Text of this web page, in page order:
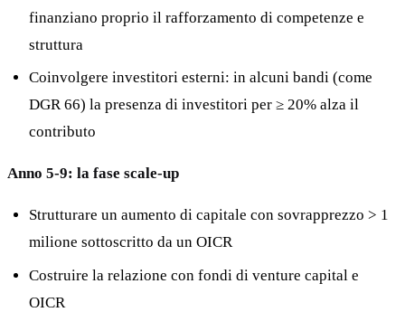
finanziano proprio il rafforzamento di competenze e
struttura
Coinvolgere investitori esterni: in alcuni bandi (come
DGR 66) la presenza di investitori per ≥ 20% alza il
contributo
Anno 5-9: la fase scale-up
Strutturare un aumento di capitale con sovrapprezzo > 1
milione sottoscritto da un OICR
Costruire la relazione con fondi di venture capital e
OICR